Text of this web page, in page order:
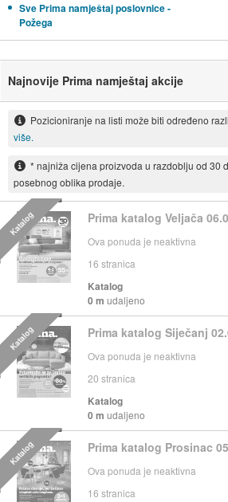
Sve Prima namještaj poslovnice -
Požega
Najnovije Prima namještaj akcije
Pozicioniranje na listi može biti određeno
više.
* najniža cijena proizvoda u razdoblju od 30
posebnog oblika prodaje.
Prima katalog Veljača
Ova ponuda je neaktivna
16 stranica
Katalog
0 m udaljeno
Katalog
Prima katalog Siječanj
Ova ponuda je neaktivna
20 stranica
Katalog
0 m udaljeno
Katalog
Prima katalog Prosinac
Ova ponuda je neaktivna
16 stranica
Katalog